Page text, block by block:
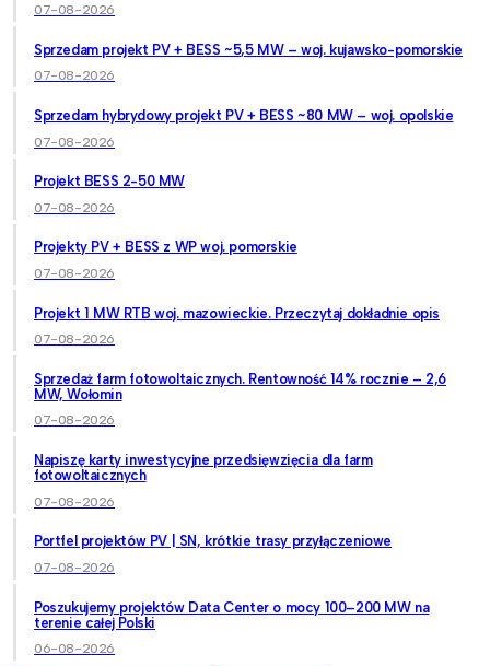
07-08-2026
Sprzedam projekt PV + BESS ~5,5 MW – woj. kujawsko-pomorskie
07-08-2026
Sprzedam hybrydowy projekt PV + BESS ~80 MW – woj. opolskie
07-08-2026
Projekt BESS 2-50 MW
07-08-2026
Projekty PV + BESS z WP woj. pomorskie
07-08-2026
Projekt 1 MW RTB woj. mazowieckie. Przeczytaj dokładnie opis
07-08-2026
Sprzedaż farm fotowoltaicznych. Rentowność 14% rocznie – 2,6
MW, Wołomin
07-08-2026
Napiszę karty inwestycyjne przedsięwzięcia dla farm
fotowoltaicznych
07-08-2026
Portfel projektów PV | SN, krótkie trasy przyłączeniowe
07-08-2026
Poszukujemy projektów Data Center o mocy 100–200 MW na
terenie całej Polski
06-08-2026